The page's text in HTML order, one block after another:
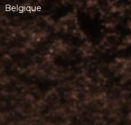
Belgique